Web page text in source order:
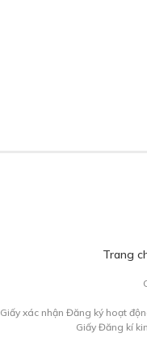
Trang
Giấy xác nhận Đăng ký hoạt
Giấy Đăng kí